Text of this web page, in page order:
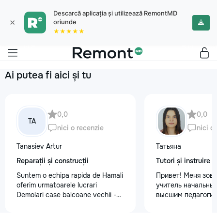
×
Descarcă aplicația și utilizează RemontMD
oriunde
★★★★★
Ai putea fi aici și tu
TA
0,0
nici o recenzie
Tanasiev Artur
Reparații și construcții
Suntem o echipa rapida de Hamali
oferim urmatoarele lucrari
Demolari case balcoane vechii -
0,0
nici o
Татьяна
Tutori și instruire
Привет! Меня
учитель
высшим